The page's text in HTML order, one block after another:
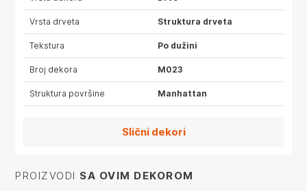
Vrsta drveta Struktura drveta
Tekstura Po dužini
Broj dekora M023
Struktura površine Manhattan
Slični dekori
PROIZVODI SA OVIM DEKOROM